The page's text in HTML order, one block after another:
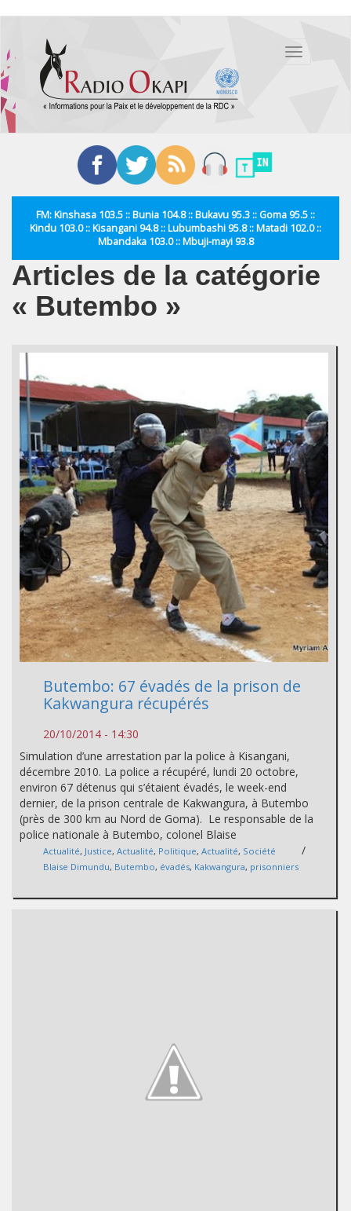
contenu
principal
Toggle
FM: Kinshasa 103.5 :: Bunia 104.8 :: Bukavu 95.3 :: Goma 95.5 ::
Kindu 103.0 :: Kisangani 94.8 :: Lubumbashi 95.8 :: Matadi 102.0 ::
Mbandaka 103.0 :: Mbuji-mayi 93.8
Articles de la catégorie
« Butembo »
Butembo: 67 évadés de la prison de
Kakwangura récupérés
20/10/2014 - 14:30
Simulation d’une arrestation par la police à Kisangani,
décembre 2010. La police a récupéré, lundi 20 octobre,
environ 67 détenus qui s’étaient évadés, le week-end
dernier, de la prison centrale de Kakwangura, à Butembo
(près de 300 km au Nord de Goma). Le responsable de la
police nationale à Butembo, colonel Blaise
Actualité, Justice, Actualité, Politique, Actualité, Société /
Blaise Dimundu, Butembo, évadés, Kakwangura, prisonniers